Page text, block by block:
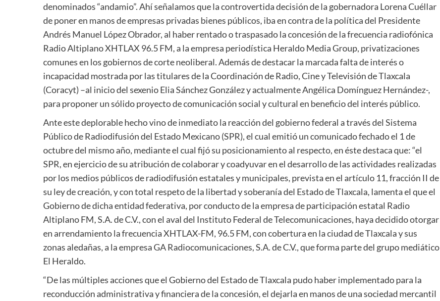
denominados “andamio”. Ahí señalamos que la controvertida decisión de la gobernadora Lorena Cuéllar
de poner en manos de empresas privadas bienes públicos, iba en contra de la política del Presidente
Andrés Manuel López Obrador, al haber rentado o traspasado la concesión de la frecuencia radiofónica
Radio Altiplano XHTLAX 96.5 FM, a la empresa periodística Heraldo Media Group, privatizaciones
comunes en los gobiernos de corte neoliberal. Además de destacar la marcada falta de interés o
incapacidad mostrada por las titulares de la Coordinación de Radio, Cine y Televisión de Tlaxcala
(Coracyt) –al inicio del sexenio Elia Sánchez González y actualmente Angélica Domínguez Hernández-,
para proponer un sólido proyecto de comunicación social y cultural en beneficio del interés público.
Ante este deplorable hecho vino de inmediato la reacción del gobierno federal a través del Sistema
Público de Radiodifusión del Estado Mexicano (SPR), el cual emitió un comunicado fechado el 1 de
octubre del mismo año, mediante el cual fijó su posicionamiento al respecto, en éste destaca que: “el
SPR, en ejercicio de su atribución de colaborar y coadyuvar en el desarrollo de las actividades realizadas
por los medios públicos de radiodifusión estatales y municipales, prevista en el artículo 11, fracción II de
su ley de creación, y con total respeto de la libertad y soberanía del Estado de Tlaxcala, lamenta el que el
Gobierno de dicha entidad federativa, por conducto de la empresa de participación estatal Radio
Altiplano FM, S.A. de C.V., con el aval del Instituto Federal de Telecomunicaciones, haya decidido otorgar
en arrendamiento la frecuencia XHTLAX-FM, 96.5 FM, con cobertura en la ciudad de Tlaxcala y sus
zonas aledañas, a la empresa GA Radiocomunicaciones, S.A. de C.V., que forma parte del grupo mediático
El Heraldo.
“De las múltiples acciones que el Gobierno del Estado de Tlaxcala pudo haber implementado para la
reconducción administrativa y financiera de la concesión, el dejarla en manos de una sociedad mercantil